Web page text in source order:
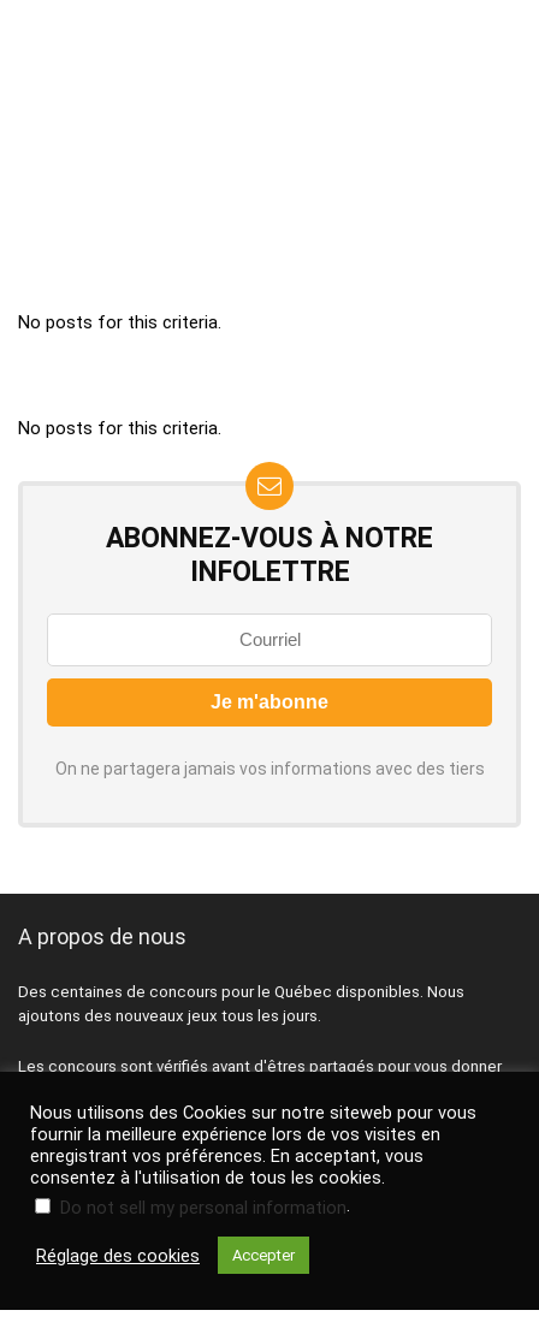
No posts for this criteria.
No posts for this criteria.
ABONNEZ-VOUS À NOTRE
INFOLETTRE
On ne partagera jamais vos informations avec des tiers
A propos de nous
Des centaines de concours pour le Québec disponibles. Nous
ajoutons des nouveaux jeux tous les jours.
Les concours sont vérifiés avant d'êtres partagés pour vous donner
Passez plus de temps à participer et moins de temps à chercher.
quotidienne pour être les premiers informés des meilleurs bons plans
Nous utilisons des Cookies sur notre siteweb pour vous
fournir la meilleure expérience lors de vos visites en
enregistrant vos préférences. En acceptant, vous
consentez à l'utilisation de tous les cookies.
Do not sell my personal information.
Réglage des cookies Accepter